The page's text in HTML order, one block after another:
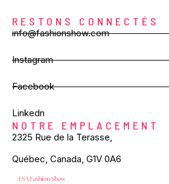
RESTONS CONNECTÉS
info@fashionshow.com
Instagram
Facebook
Linkedn
NOTRE EMPLACEMENT
2325 Rue de la Terasse,
Québec, Canada, G1V 0A6